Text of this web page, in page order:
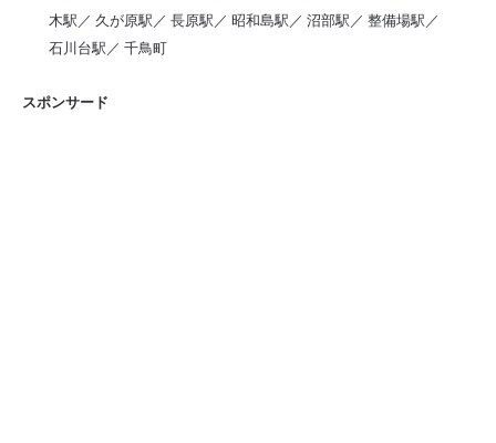
木駅／ 久が原駅／ 長原駅／ 昭和島駅／ 沼部駅／ 整備場駅／
石川台駅／ 千鳥町
スポンサード